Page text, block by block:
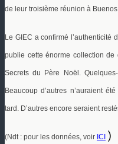
de leur troisième réunion à
Le GIEC a confirmé l’authenticité
publie cette énorme collection
Secrets du Père Noël.
Beaucoup d’autres n’auraient
tard. D’autres encore seraient
(Ndt : pour les données, voir ICI )